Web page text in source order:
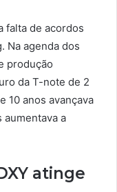
falta de acordos
Na agenda dos
produção
da T-note de 2
10 anos avançava
aumentava a
atinge